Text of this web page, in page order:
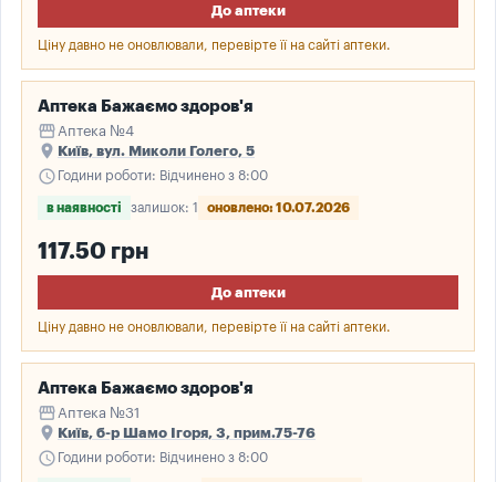
До аптеки
Ціну давно не оновлювали, перевірте її на сайті аптеки.
Аптека Бажаємо здоров'я
storefront Аптека №4
place Київ, вул. Миколи Голего, 5
schedule Години роботи: Відчинено з 8:00
в наявності залишок: 1 оновлено: 10.07.2026
117.50 грн
До аптеки
Ціну давно не оновлювали, перевірте її на сайті аптеки.
Аптека Бажаємо здоров'я
storefront Аптека №31
place Київ, б-р Шамо Ігоря, 3, прим.75-76
schedule Години роботи: Відчинено з 8:00